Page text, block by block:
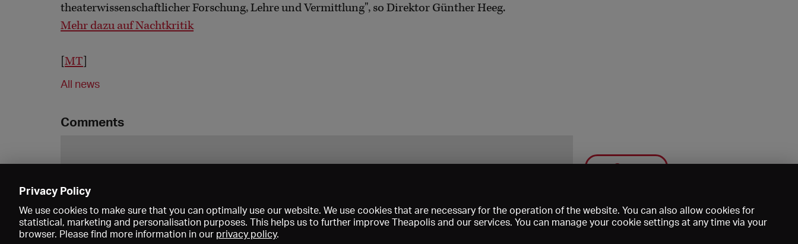
theaterwissenschaftlicher Forschung, Lehre und Vermittlung", so Direktor Günther Heeg.
Mehr dazu auf Nachtkritik
MT
All news
Comments
Save
Privacy Policy
We use cookies to make sure that you can optimally use our website. We use cookies that are necessary for the operation of the website. You can also allow cookies for
statistical, marketing and personalisation purposes. This helps us to further improve Theapolis and our services. You can manage your cookie settings at any time via your
browser. Please find more information in our privacy policy.